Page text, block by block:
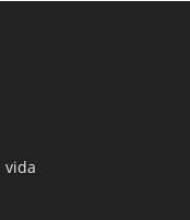
vida